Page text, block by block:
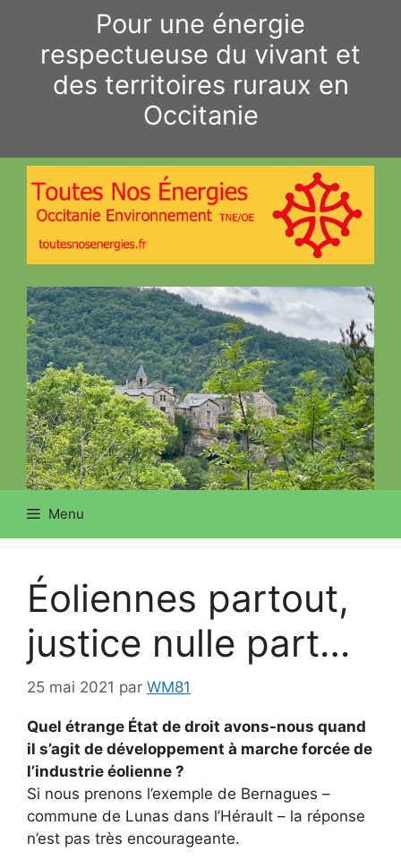
contenu
Pour une énergie
respectueuse du vivant et
des territoires ruraux en
Occitanie
Menu
Éoliennes partout,
justice nulle part…
25 mai 2021 par WM81
Quel étrange État de droit avons-nous quand
il s’agit de développement à marche forcée de
l’industrie éolienne ?
Si nous prenons l’exemple de Bernagues –
commune de Lunas dans l’Hérault – la réponse
n’est pas très encourageante.